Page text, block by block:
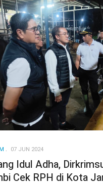
07 JUN 2024
Idul Adha,
Cek RPH di Kota